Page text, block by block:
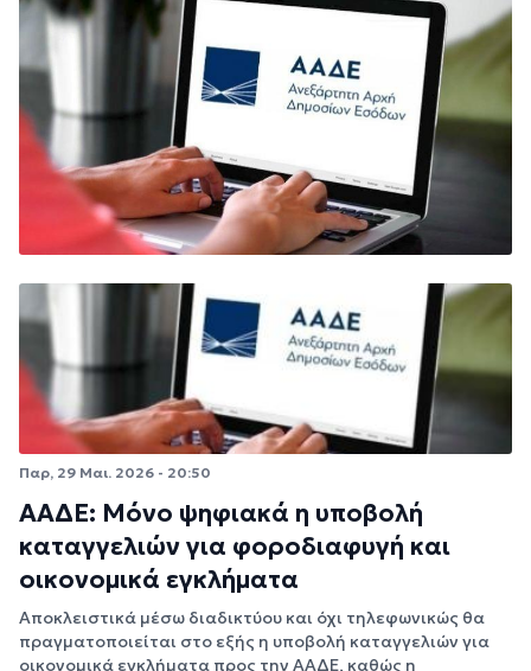
Παρ, 29 Μαι. 2026 - 20:50
ΑΑΔΕ: Μόνο ψηφιακά η υποβολή
καταγγελιών για φοροδιαφυγή και
οικονομικά εγκλήματα
Αποκλειστικά μέσω διαδικτύου και όχι τηλεφωνικώς θα
πραγματοποιείται στο εξής η υποβολή καταγγελιών για
οικονομικά εγκλήματα προς την ΑΑΔΕ, καθώς η